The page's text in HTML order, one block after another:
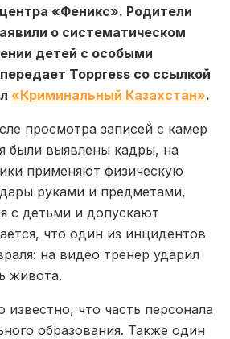
«Феникс». Родители
о систематическом
детей с особыми
Toppress со ссылкой
«Криминальный Казахстан».
просмотра записей с камер
были выявлены кадры, на
применяют физическую
руками и предметами,
с детьми и допускают
что один из инцидентов
на видео тренер ударил
живота.
известно, что часть персонала
образования. Также один